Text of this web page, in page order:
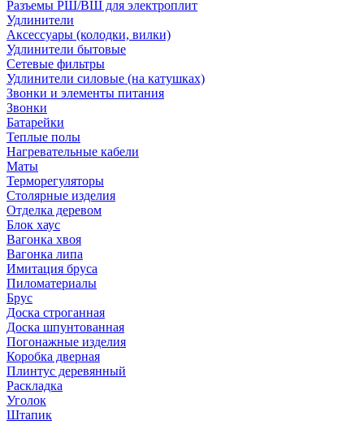
Разъемы РШ/ВШ для электроплит
Удлинители
Аксессуары (колодки, вилки)
Удлинители бытовые
Сетевые фильтры
Удлинители силовые (на катушках)
Звонки и элементы питания
Звонки
Батарейки
Теплые полы
Нагревательные кабели
Маты
Терморегуляторы
Столярные изделия
Отделка деревом
Блок хаус
Вагонка хвоя
Вагонка липа
Имитация бруса
Пиломатериалы
Брус
Доска строганная
Доска шпунтованная
Погонажные изделия
Коробка дверная
Плинтус деревянный
Раскладка
Уголок
Штапик